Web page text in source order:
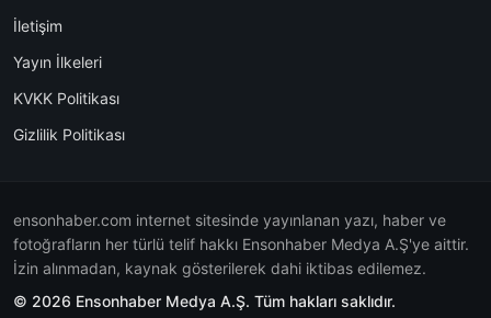
İletişim
Yayın İlkeleri
KVKK Politikası
Gizlilik Politikası
ensonhaber.com internet sitesinde yayınlanan yazı, haber ve
fotoğrafların her türlü telif hakkı Ensonhaber Medya A.Ş'ye aittir.
İzin alınmadan, kaynak gösterilerek dahi iktibas edilemez.
© 2026 Ensonhaber Medya A.Ş. Tüm hakları saklıdır.